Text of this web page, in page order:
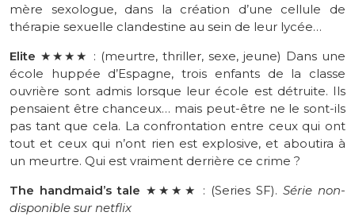
mère sexologue, dans la création d’une cellule de
thérapie sexuelle clandestine au sein de leur lycée…
Elite ★★★★ : (meurtre, thriller, sexe, jeune) Dans une
école huppée d’Espagne, trois enfants de la classe
ouvrière sont admis lorsque leur école est détruite. Ils
pensaient être chanceux… mais peut-être ne le sont-ils
pas tant que cela. La confrontation entre ceux qui ont
tout et ceux qui n’ont rien est explosive, et aboutira à
un meurtre. Qui est vraiment derrière ce crime ?
The handmaid’s tale ★★★★ : (SeriesSF). Série non-
disponible surnetflix